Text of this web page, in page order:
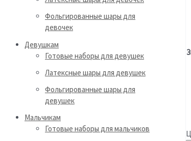
Фольгированные шары для
девочек
Девушкам
Готовые наборы для девушек
Латексные шары для девушек
Фольгированные шары для
девушек
Мальчикам
Готовые наборы для мальчиков